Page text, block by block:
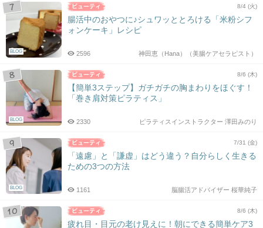
BLOG
8/4 (火)
腸活中のおやつに♪シュワッととろける「米粉シフ
ォンケーキ」レシピ
神田恵（Hana）（美腸ケアセラピスト）
2596
BLOG
8/6 (木)
【簡単3ステップ】ガチガチの胸まわりをほぐす！
「巻き肩対策ピラティス」
ピラティスインストラクター 澤田みのり
2330
BLOG
7/31 (金)
「遠慮」と「謙虚」はどう違う？自分らしく生きる
ための3つの方法
脳腸活アドバイザー 桜華純子
1161
8/6 (木)
疲れ目・目元の老け見えに！朝にできる簡単ケア3